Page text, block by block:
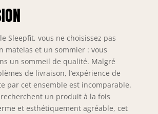
Sleepfit, vous ne choisissez pas
matelas et un sommier : vous
un sommeil de qualité. Malgré
de livraison, l’expérience de
par cet ensemble est incomparable.
un produit à la fois
et esthétiquement agréable, cet